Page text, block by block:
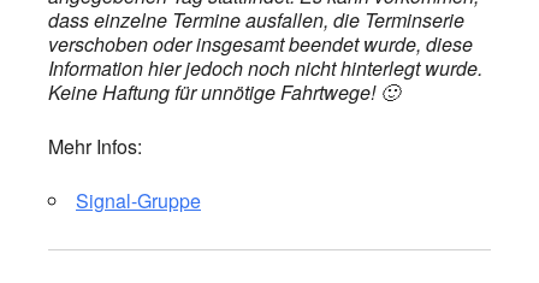
dass einzelne Termine ausfallen, die Terminserie
verschoben oder insgesamt beendet wurde, diese
Information hier jedoch noch nicht hinterlegt wurde.
Keine Haftung für unnötige Fahrtwege! 🙂
Mehr Infos:
Signal-Gruppe